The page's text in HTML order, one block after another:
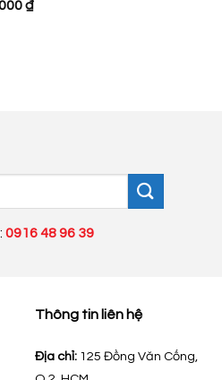
200.000 ₫.
₫Giá
0916 48 96 39
Thông tin liên hệ
Địa chỉ: 125 Đồng Văn Cống,